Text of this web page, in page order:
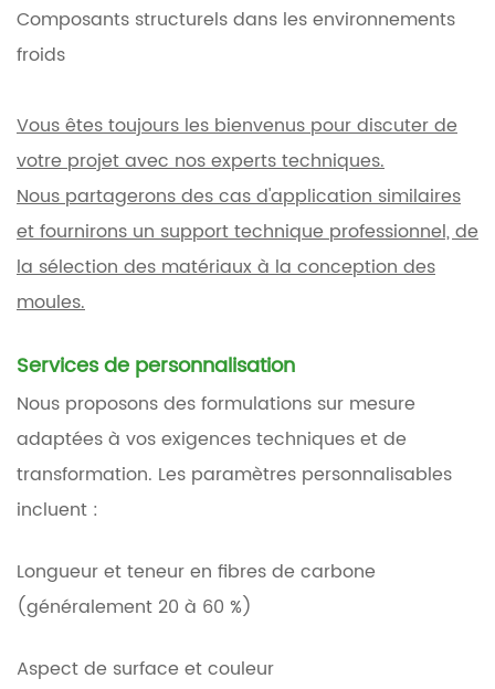
Composants structurels dans les environnements
froids
Vous êtes toujours les bienvenus pour discuter de
votre projet avec nos experts techniques.
Nous partagerons des cas d'application similaires
et fournirons un support technique professionnel, de
la sélection des matériaux à la conception des
moules.
Services de personnalisation
Nous proposons des formulations sur mesure
adaptées à vos exigences techniques et de
transformation. Les paramètres personnalisables
incluent :
Longueur et teneur en fibres de carbone
(généralement 20 à 60 %)
Aspect de surface et couleur